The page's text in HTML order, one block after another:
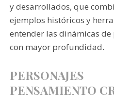
y desarrollados, que
ejemplos históricos y
entender las dinámicas
con mayor profundidad.
PENSAMIENTO